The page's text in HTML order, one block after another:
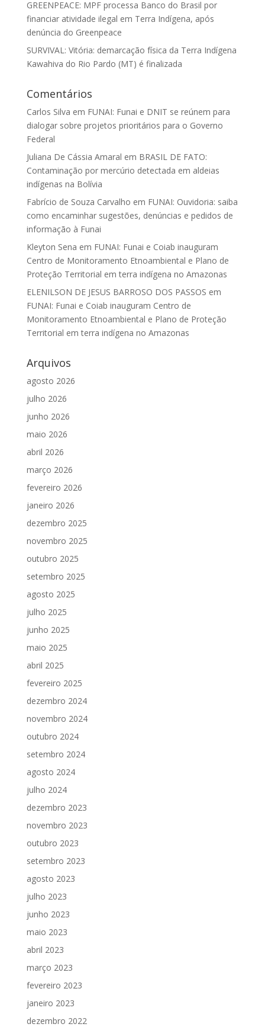
GREENPEACE: MPF processa Banco do Brasil por
financiar atividade ilegal em Terra Indígena, após
denúncia do Greenpeace
SURVIVAL: Vitória: demarcação física da Terra Indígena
Kawahiva do Rio Pardo (MT) é finalizada
Comentários
Carlos Silva em FUNAI: Funai e DNIT se reúnem para
dialogar sobre projetos prioritários para o Governo
Federal
Juliana De Cássia Amaral em BRASIL DE FATO:
Contaminação por mercúrio detectada em aldeias
indígenas na Bolívia
Fabrício de Souza Carvalho em FUNAI: Ouvidoria: saiba
como encaminhar sugestões, denúncias e pedidos de
informação à Funai
Kleyton Sena em FUNAI: Funai e Coiab inauguram
Centro de Monitoramento Etnoambiental e Plano de
Proteção Territorial em terra indígena no Amazonas
ELENILSON DE JESUS BARROSO DOS PASSOS em
FUNAI: Funai e Coiab inauguram Centro de
Monitoramento Etnoambiental e Plano de Proteção
Territorial em terra indígena no Amazonas
Arquivos
agosto 2026
julho 2026
junho 2026
maio 2026
abril 2026
março 2026
fevereiro 2026
janeiro 2026
dezembro 2025
novembro 2025
outubro 2025
setembro 2025
agosto 2025
julho 2025
junho 2025
maio 2025
abril 2025
fevereiro 2025
dezembro 2024
novembro 2024
outubro 2024
setembro 2024
agosto 2024
julho 2024
dezembro 2023
novembro 2023
outubro 2023
setembro 2023
agosto 2023
julho 2023
junho 2023
maio 2023
abril 2023
março 2023
fevereiro 2023
janeiro 2023
dezembro 2022